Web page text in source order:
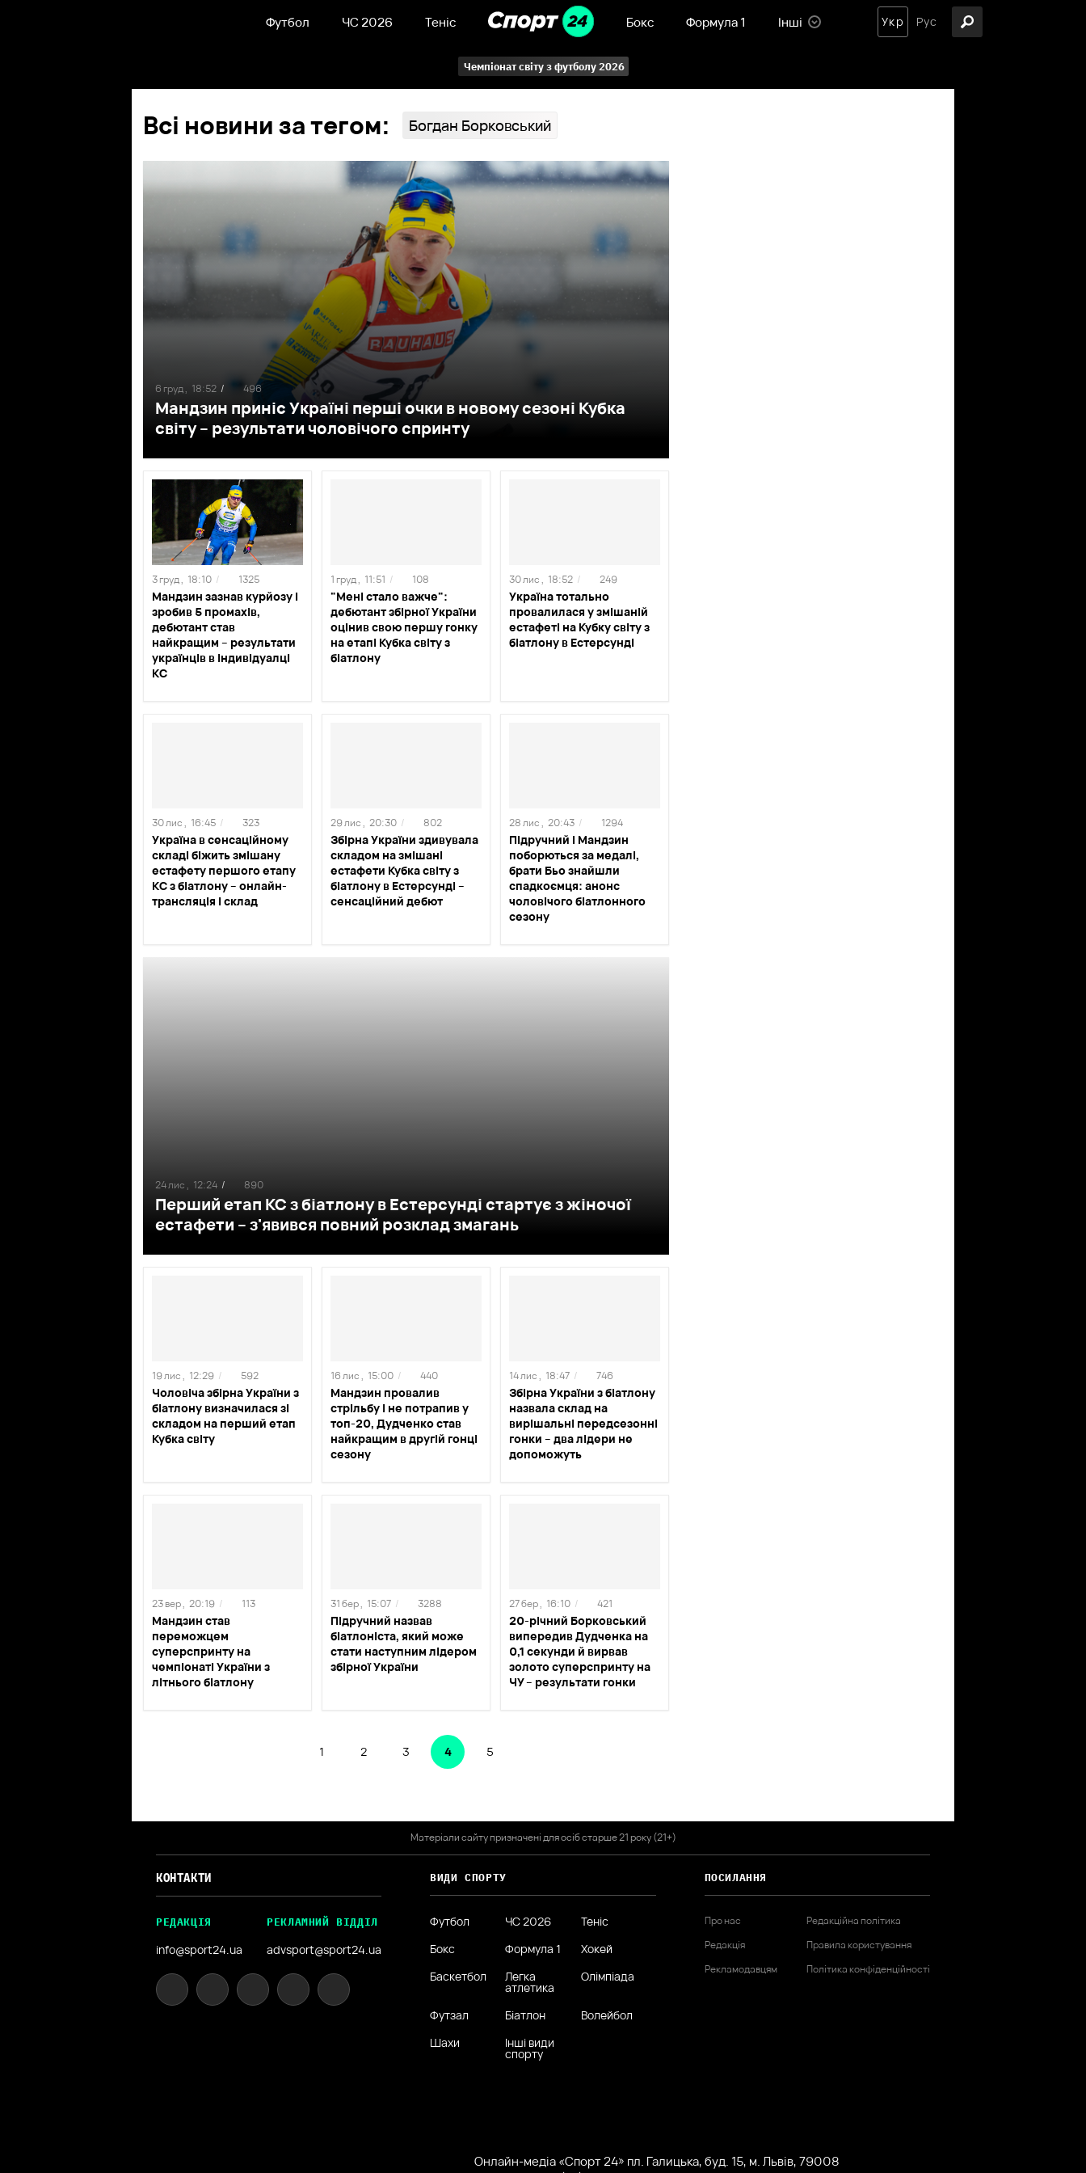
Футбол ЧС 2026 Теніс Бокс Формула 1 Інші Укр Рус
Чемпіонат світу з футболу 2026
Всі новини за тегом: Богдан Борковський
Мандзин приніс Україні перші очки в новому сезоні Кубка
світу – результати чоловічого спринту
6 груд , 18:52 / 496
Мандзин зазнав курйозу і
зробив 5 промахів,
дебютант став
найкращим – результати
українців в індивідуалці
КС
3 груд , 18:10 / 1325
"Мені стало важче":
дебютант збірної України
оцінив свою першу гонку
на етапі Кубка світу з
біатлону
1 груд , 11:51 / 108
Україна тотально
провалилася у змішаній
естафеті на Кубку світу з
біатлону в Естерсунді
30 лис , 18:52 / 249
Україна в сенсаційному
складі біжить змішану
естафету першого етапу
КС з біатлону – онлайн-
трансляція і склад
30 лис , 16:45 / 323
Збірна України здивувала
складом на змішані
естафети Кубка світу з
біатлону в Естерсунді –
сенсаційний дебют
29 лис , 20:30 / 802
Підручний і Мандзин
поборються за медалі,
брати Бьо знайшли
спадкоємця: анонс
чоловічого біатлонного
сезону
28 лис , 20:43 / 1294
Перший етап КС з біатлону в Естерсунді стартує з жіночої
естафети – з'явився повний розклад змагань
24 лис , 12:24 / 890
Чоловіча збірна України з
біатлону визначилася зі
складом на перший етап
Кубка світу
19 лис , 12:29 / 592
Мандзин провалив
стрільбу і не потрапив у
топ-20, Дудченко став
найкращим в другій гонці
сезону
16 лис , 15:00 / 440
Збірна України з біатлону
назвала склад на
вирішальні передсезонні
гонки – два лідери не
допоможуть
14 лис , 18:47 / 746
Мандзин став
переможцем
суперспринту на
чемпіонаті України з
літнього біатлону
23 вер , 20:19 / 113
Підручний назвав
біатлоніста, який може
стати наступним лідером
збірної України
31 бер , 15:07 / 3288
20-річний Борковський
випередив Дудченка на
0,1 секунди й вирвав
золото суперспринту на
ЧУ – результати гонки
27 бер , 16:10 / 421
1 2 3 4 5
Матеріали сайту призначені для осіб старше 21 року (21+)
КОНТАКТИ
РЕДАКЦІЯ
info@sport24.ua
РЕКЛАМНИЙ ВІДДІЛ
advsport@sport24.ua
ВИДИ СПОРТУ
Футбол ЧС 2026
Теніс
Бокс
Формула 1
Хокей
Баскетбол
Легка
атлетика
Олімпіада
Футзал Біатлон
Волейбол
Шахи
Інші види
спорту
ПОСИЛАННЯ
Про нас
Редакція
Рекламодавцям
Редакційна політика
Правила користування
Політика конфіденційності
Онлайн-медіа «Спорт 24» пл. Галицька, буд. 15, м. Львів, 79008